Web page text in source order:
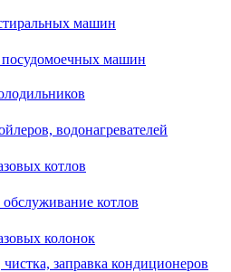
машин
машин
водонагревателей
котлов
обслуживание котлов
колонок
заправка кондиционеров